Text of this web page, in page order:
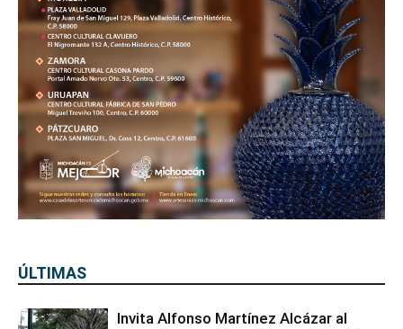
ÚLTIMAS
Invita Alfonso Martínez Alcázar al